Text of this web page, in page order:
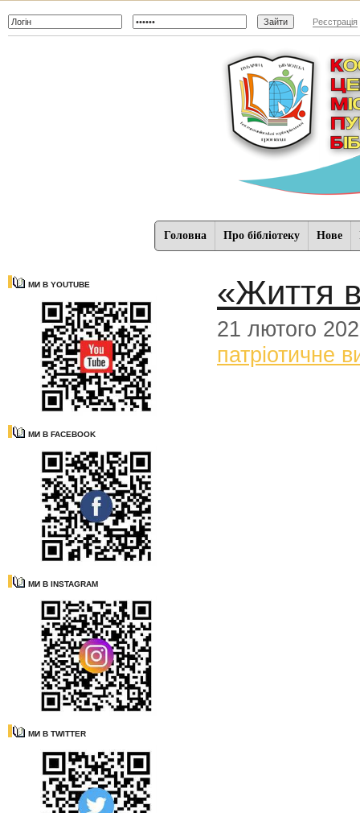
Реєстрація
Головна Про бібліотеку Нове
МИ В YOUTUBE
МИ В FACEBOOK
МИ В INSTAGRAM
МИ В TWITTER
«Життя в
21 лютого
патріотичне